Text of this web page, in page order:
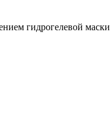
гидрогелевой